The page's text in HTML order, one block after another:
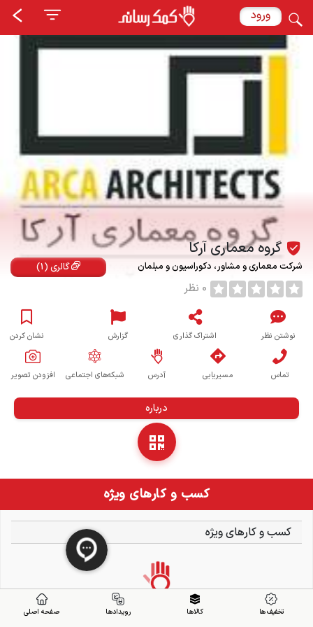
ورود
گروه معماری آرکا
شرکت معماری و مشاور دکوراسیون و مبلمان گالری (1)
0 نظر
نوشتن نظر اشتراک گذاری گزارش نشان کردن
تماس مسیریابی آدرس شبکه‌های اجتماعی افزودن تصویر
درباره
کسب و کارهای ویژه
کسب و کارهای ویژه
تخفیف ها کالاها رویدادها صفحه اصلی